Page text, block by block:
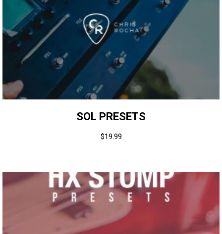
SOL PRESETS
$19.99